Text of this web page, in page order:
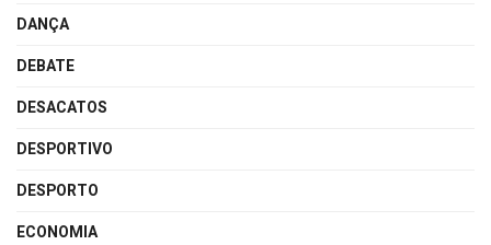
DANÇA
DEBATE
DESACATOS
DESPORTIVO
DESPORTO
ECONOMIA